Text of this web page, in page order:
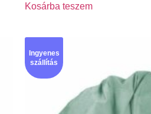
Kosárba teszem
Ingyenes
szállítás